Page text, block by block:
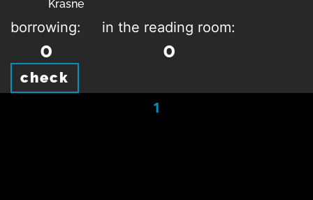
Krasne
borrowing:
0
in the reading room:
0
check
1